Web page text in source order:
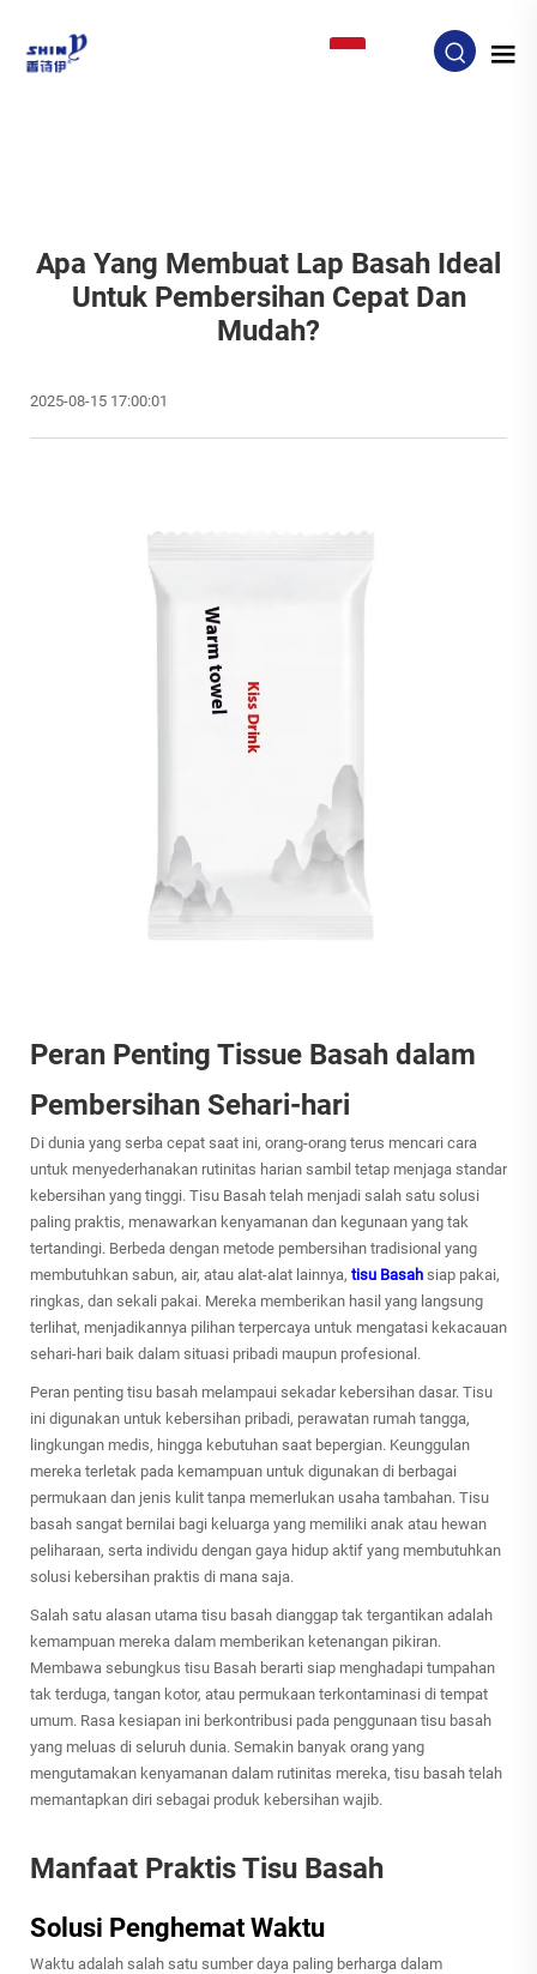
Apa Yang Membuat Lap Basah Ideal
Untuk Pembersihan Cepat Dan
Mudah?
2025-08-15 17:00:01
Peran Penting Tissue Basah dalam
Pembersihan Sehari-hari
Di dunia yang serba cepat saat ini, orang-orang terus mencari cara
untuk menyederhanakan rutinitas harian sambil tetap menjaga standar
kebersihan yang tinggi. Tisu Basah telah menjadi salah satu solusi
paling praktis, menawarkan kenyamanan dan kegunaan yang tak
tertandingi. Berbeda dengan metode pembersihan tradisional yang
membutuhkan sabun, air, atau alat-alat lainnya, tisu Basah siap pakai,
ringkas, dan sekali pakai. Mereka memberikan hasil yang langsung
terlihat, menjadikannya pilihan terpercaya untuk mengatasi kekacauan
sehari-hari baik dalam situasi pribadi maupun profesional.
Peran penting tisu basah melampaui sekadar kebersihan dasar. Tisu
ini digunakan untuk kebersihan pribadi, perawatan rumah tangga,
lingkungan medis, hingga kebutuhan saat bepergian. Keunggulan
mereka terletak pada kemampuan untuk digunakan di berbagai
permukaan dan jenis kulit tanpa memerlukan usaha tambahan. Tisu
basah sangat bernilai bagi keluarga yang memiliki anak atau hewan
peliharaan, serta individu dengan gaya hidup aktif yang membutuhkan
solusi kebersihan praktis di mana saja.
Salah satu alasan utama tisu basah dianggap tak tergantikan adalah
kemampuan mereka dalam memberikan ketenangan pikiran.
Membawa sebungkus tisu Basah berarti siap menghadapi tumpahan
tak terduga, tangan kotor, atau permukaan terkontaminasi di tempat
umum. Rasa kesiapan ini berkontribusi pada penggunaan tisu basah
yang meluas di seluruh dunia. Semakin banyak orang yang
mengutamakan kenyamanan dalam rutinitas mereka, tisu basah telah
memantapkan diri sebagai produk kebersihan wajib.
Manfaat Praktis Tisu Basah
Solusi Penghemat Waktu
Waktu adalah salah satu sumber daya paling berharga dalam